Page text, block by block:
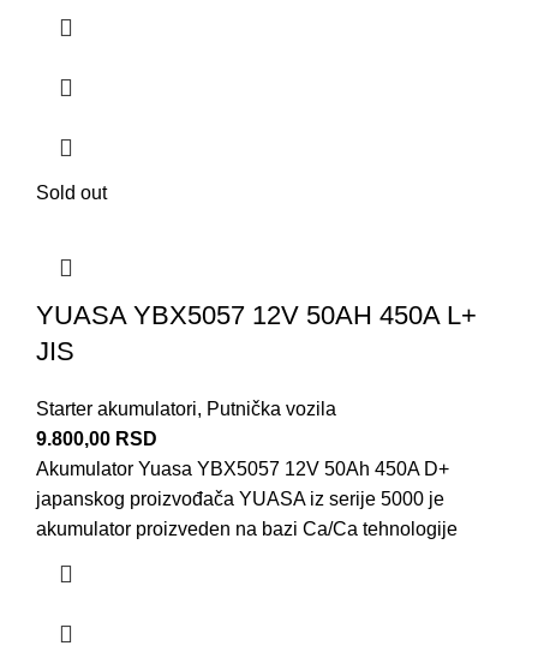
Sold out
YUASA YBX5057 12V 50AH 450A L+
JIS
Starter akumulatori, Putnička vozila
9.800,00 RSD
Akumulator Yuasa YBX5057 12V 50Ah 450A D+
japanskog proizvođača YUASA iz serije 5000 je
akumulator proizveden na bazi Ca/Ca tehnologije